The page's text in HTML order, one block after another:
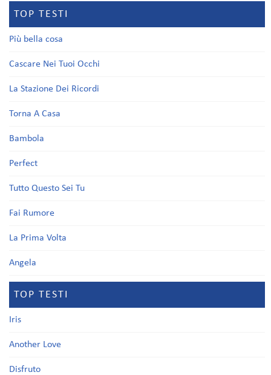
TOP TESTI
Più bella cosa
Cascare Nei Tuoi Occhi
La Stazione Dei Ricordi
Torna A Casa
Bambola
Perfect
Tutto Questo Sei Tu
Fai Rumore
La Prima Volta
Angela
TOP TESTI
Iris
Another Love
Disfruto